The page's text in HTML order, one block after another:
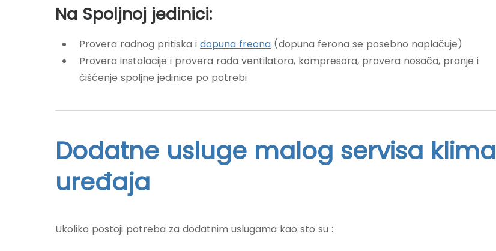
Na Spoljnoj jedinici:
Provera radnog pritiska i dopuna freona (dopuna ferona se posebno naplačuje)
Provera instalacije i provera rada ventilatora, kompresora, provera nosača, pranje i
čišćenje spoljne jedinice po potrebi
Dodatne usluge malog servisa klima
uređaja
Ukoliko postoji potreba za dodatnim uslugama kao sto su :